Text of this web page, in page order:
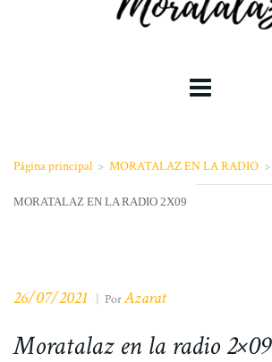
Página principal > MORATALAZ EN LA RADIO >
MORATALAZ EN LA RADIO 2X09
26/07/2021 | PorAzarat
Moratalaz en la radio 2×09